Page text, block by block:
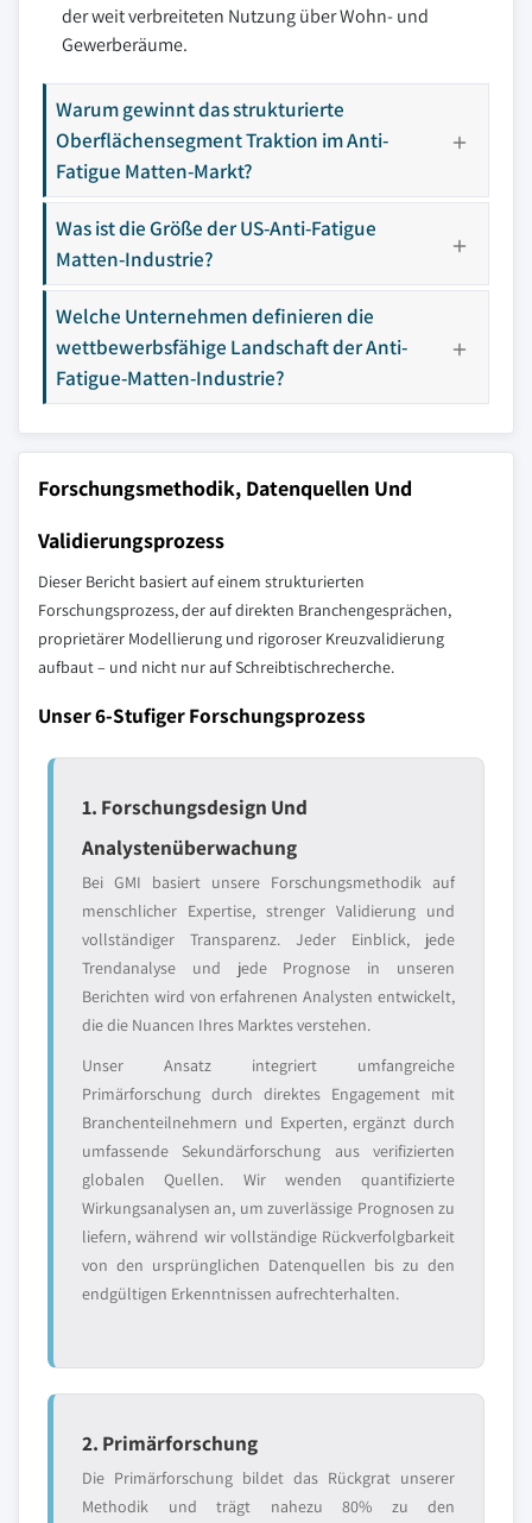
der weit verbreiteten Nutzung über Wohn- und
Gewerberäume.
Warum gewinnt das strukturierte
Oberflächensegment Traktion im Anti-
Fatigue Matten-Markt?
Was ist die Größe der US-Anti-Fatigue
Matten-Industrie?
Welche Unternehmen definieren die
wettbewerbsfähige Landschaft der Anti-
Fatigue-Matten-Industrie?
Forschungsmethodik, Datenquellen Und
Validierungsprozess
Dieser Bericht basiert auf einem strukturierten
Forschungsprozess, der auf direkten Branchengesprächen,
proprietärer Modellierung und rigoroser Kreuzvalidierung
aufbaut – und nicht nur auf Schreibtischrecherche.
Unser 6-Stufiger Forschungsprozess
1. Forschungsdesign Und
Analystenüberwachung
Bei GMI basiert unsere Forschungsmethodik auf
menschlicher Expertise, strenger Validierung und
vollständiger Transparenz. Jeder Einblick, jede
Trendanalyse und jede Prognose in unseren
Berichten wird von erfahrenen Analysten entwickelt,
die die Nuancen Ihres Marktes verstehen.
Unser Ansatz integriert umfangreiche
Primärforschung durch direktes Engagement mit
Branchenteilnehmern und Experten, ergänzt durch
umfassende Sekundärforschung aus verifizierten
globalen Quellen. Wir wenden quantifizierte
Wirkungsanalysen an, um zuverlässige Prognosen zu
liefern, während wir vollständige Rückverfolgbarkeit
von den ursprünglichen Datenquellen bis zu den
endgültigen Erkenntnissen aufrechterhalten.
2. Primärforschung
Die Primärforschung bildet das Rückgrat unserer
Methodik und trägt nahezu 80% zu den